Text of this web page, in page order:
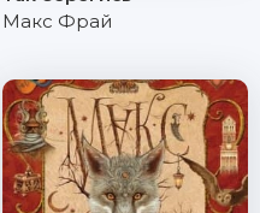
Макс Фрай